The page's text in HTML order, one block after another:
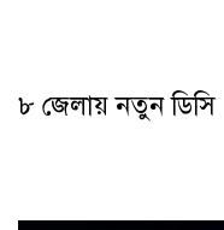
৮ জেলায় নতুন ডিসি